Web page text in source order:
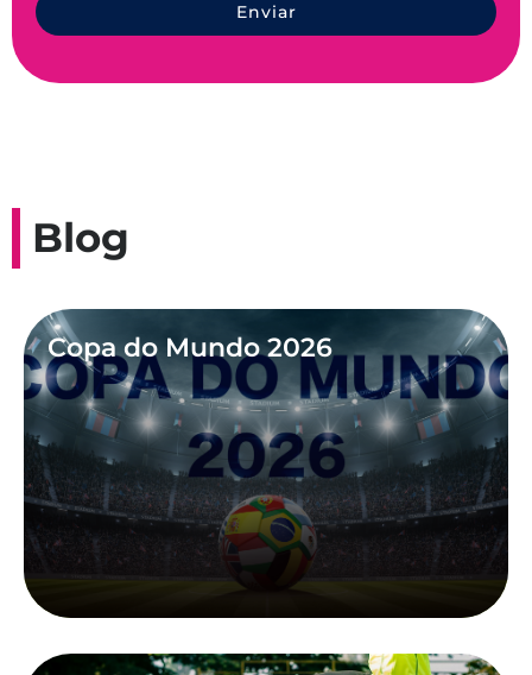
Enviar
Blog
Copa do Mundo 2026